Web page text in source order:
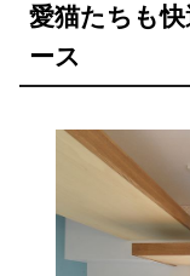
愛猫たちも
ース